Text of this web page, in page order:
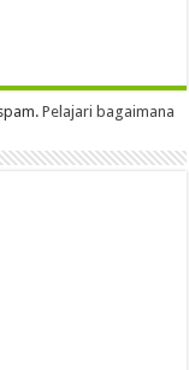
Pelajari bagaimana